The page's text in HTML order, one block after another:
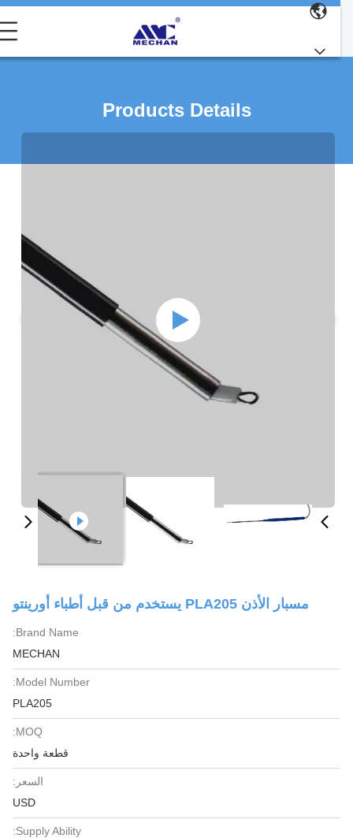
Products Details
مسبار الأذن PLA205 يستخدم من قبل أطباء أورينتو
Brand Name:
MECHAN
Model Number:
PLA205
MOQ:
قطعة واحدة
السعر:
USD
Supply Ability: